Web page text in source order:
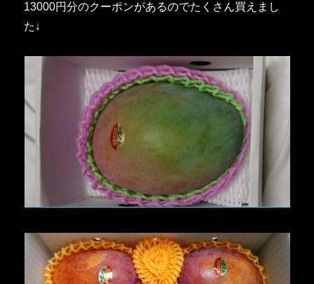
13000円分のクーポンがあるのでたくさん買えまし
た↓